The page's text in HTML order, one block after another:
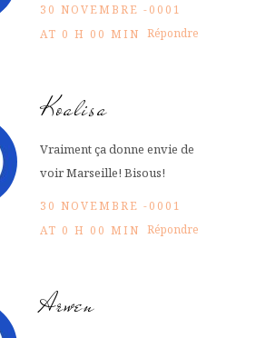
30 NOVEMBRE -0001
AT 0 H 00 MIN Répondre
Koalisa
Vraiment ça donne envie de
voir Marseille! Bisous!
30 NOVEMBRE -0001
AT 0 H 00 MIN Répondre
Arwen